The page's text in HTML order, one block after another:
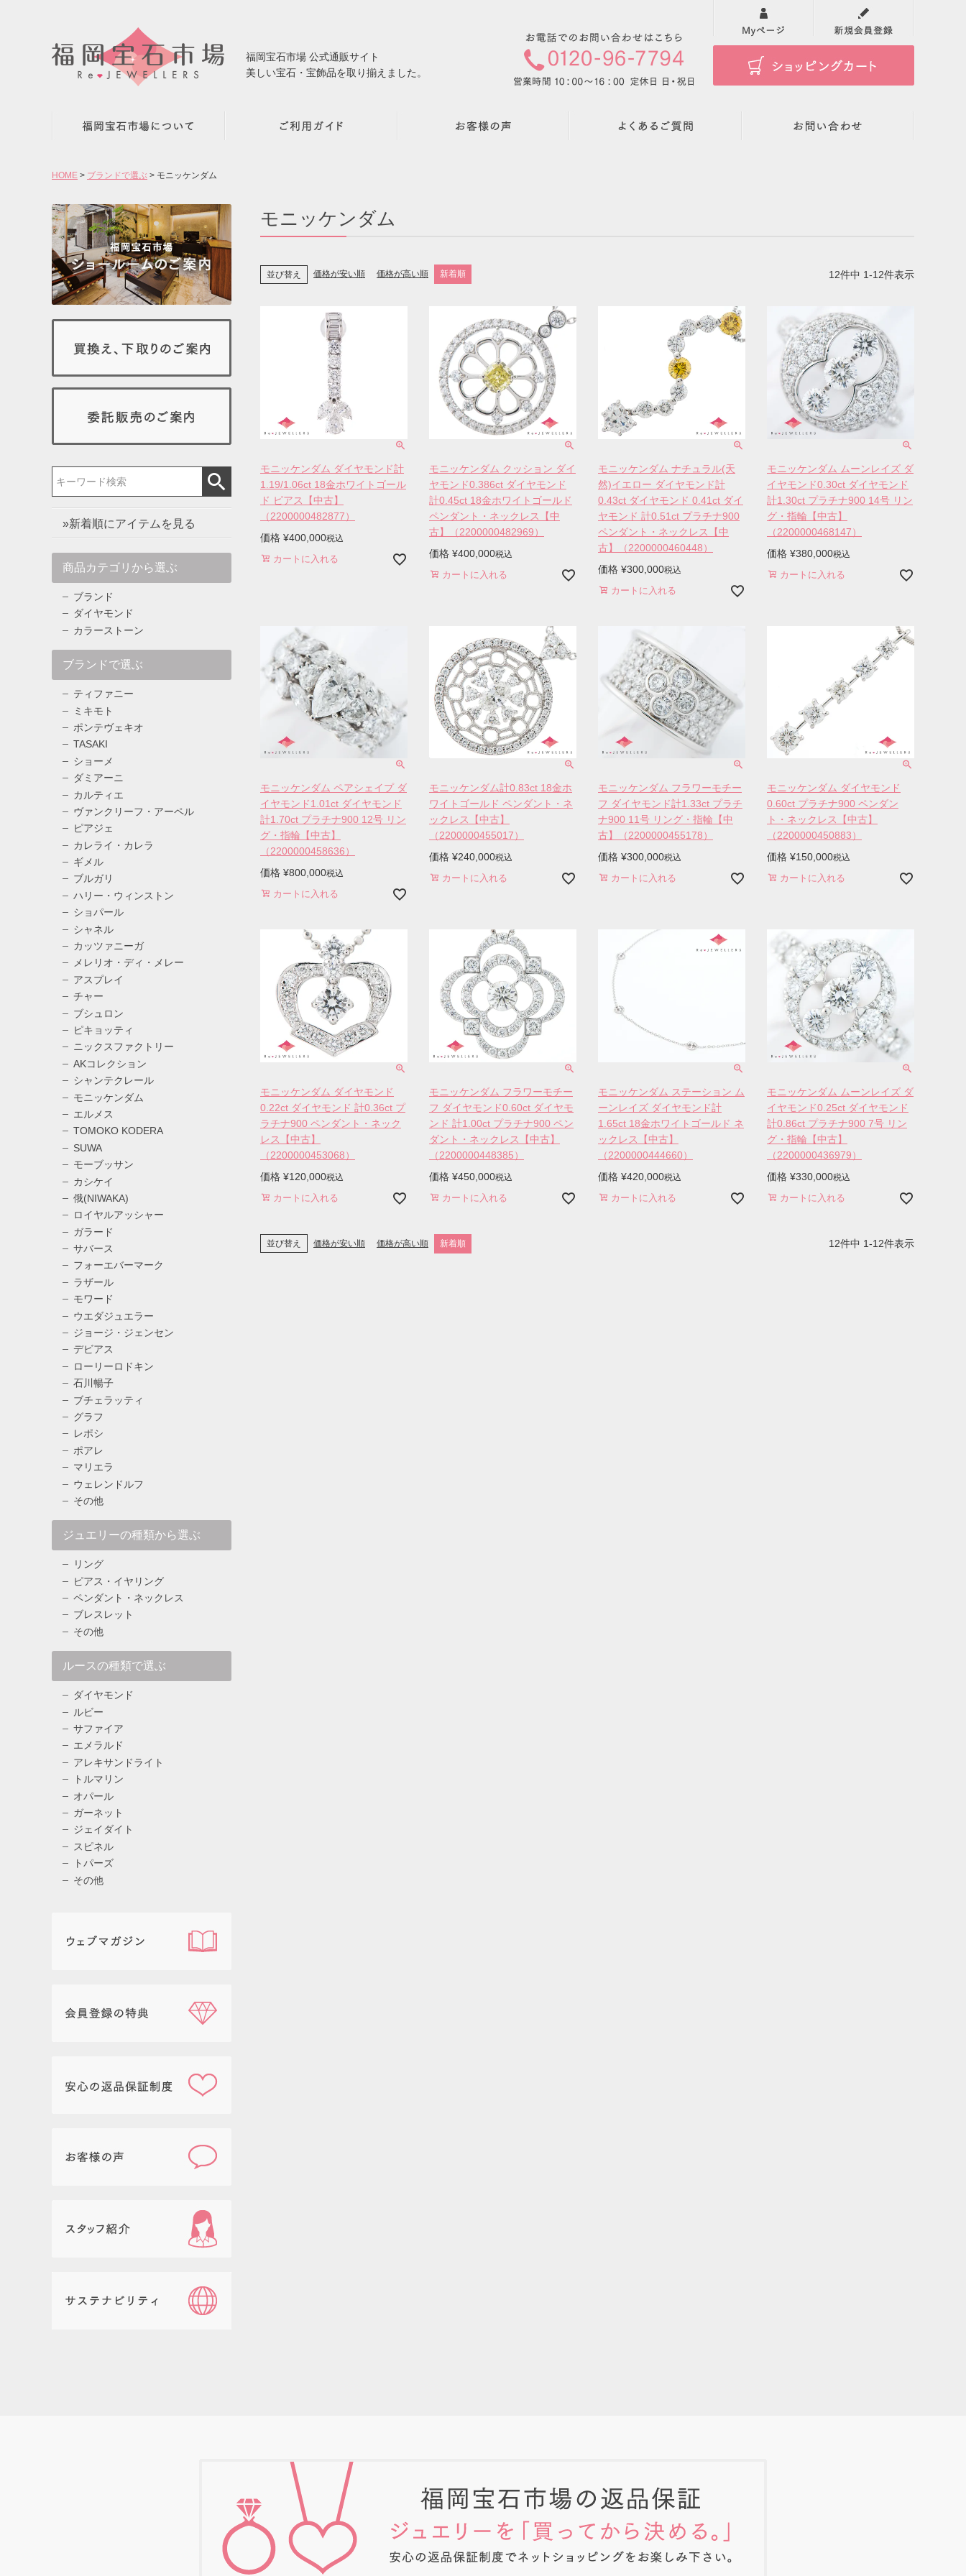
福岡宝石市場 公式通販サイト
美しい宝石・宝飾品を取り揃えました。
HOME ブランドで選ぶ モニッケンダム
»新着順にアイテムを見る
商品カテゴリから選ぶ
ブランド
ダイヤモンド
カラーストーン
ブランドで選ぶ
ティファニー
ミキモト
ポンテヴェキオ
TASAKI
ショーメ
ダミアーニ
カルティエ
ヴァンクリーフ・アーペル
ピアジェ
カレライ・カレラ
ギメル
ブルガリ
ハリー・ウィンストン
ショパール
シャネル
カッツァニーガ
メレリオ・ディ・メレー
アスプレイ
チャー
ブシュロン
ピキョッティ
ニックスファクトリー
AKコレクション
シャンテクレール
モニッケンダム
エルメス
TOMOKO KODERA
SUWA
モーブッサン
カシケイ
俄(NIWAKA)
ロイヤルアッシャー
ガラード
サバース
フォーエバーマーク
ラザール
モワード
ウエダジュエラー
ジョージ・ジェンセン
デビアス
ローリーロドキン
石川暢子
ブチェラッティ
グラフ
レポシ
ポアレ
マリエラ
ウェレンドルフ
その他
ジュエリーの種類から選ぶ
リング
ピアス・イヤリング
ペンダント・ネックレス
ブレスレット
その他
ルースの種類で選ぶ
ダイヤモンド
ルビー
サファイア
エメラルド
アレキサンドライト
トルマリン
オパール
ガーネット
ジェイダイト
スピネル
トパーズ
その他
モニッケンダム
並び替え 価格が安い順 価格が高い順 新着順 12件中 1-12件表示
モニッケンダム ダイヤモンド計
1.19/1.06ct 18金ホワイトゴール
ド ピアス【中古】
（2200000482877）
価格 ¥400,000税込
カートに入れる
モニッケンダム クッション ダイ
ヤモンド0.386ct ダイヤモンド
計0.45ct 18金ホワイトゴールド
ペンダント・ネックレス【中
古】（2200000482969）
価格 ¥400,000税込
カートに入れる
モニッケンダム ナチュラル(天
然)イエロー ダイヤモンド計
0.43ct ダイヤモンド 0.41ct ダイ
ヤモンド 計0.51ct プラチナ900
ペンダント・ネックレス【中
古】（2200000460448）
価格 ¥300,000税込
カートに入れる
モニッケンダム ムーンレイズ ダ
イヤモンド0.30ct ダイヤモンド
計1.30ct プラチナ900 14号 リン
グ・指輪【中古】
（2200000468147）
価格 ¥380,000税込
カートに入れる
モニッケンダム ペアシェイプ ダ
イヤモンド1.01ct ダイヤモンド
計1.70ct プラチナ900 12号 リン
グ・指輪【中古】
（2200000458636）
価格 ¥800,000税込
カートに入れる
モニッケンダム計0.83ct 18金ホ
ワイトゴールド ペンダント・ネ
ックレス【中古】
（2200000455017）
価格 ¥240,000税込
カートに入れる
モニッケンダム フラワーモチー
フ ダイヤモンド計1.33ct プラチ
ナ900 11号 リング・指輪【中
古】（2200000455178）
価格 ¥300,000税込
カートに入れる
モニッケンダム ダイヤモンド
0.60ct プラチナ900 ペンダン
ト・ネックレス【中古】
（2200000450883）
価格 ¥150,000税込
カートに入れる
モニッケンダム ダイヤモンド
0.22ct ダイヤモンド 計0.36ct プ
ラチナ900 ペンダント・ネック
レス【中古】
（2200000453068）
価格 ¥120,000税込
カートに入れる
モニッケンダム フラワーモチー
フ ダイヤモンド0.60ct ダイヤモ
ンド 計1.00ct プラチナ900 ペン
ダント・ネックレス【中古】
（2200000448385）
価格 ¥450,000税込
カートに入れる
モニッケンダム ステーション ム
ーンレイズ ダイヤモンド計
1.65ct 18金ホワイトゴールド ネ
ックレス【中古】
（2200000444660）
価格 ¥420,000税込
カートに入れる
モニッケンダム ムーンレイズ ダ
イヤモンド0.25ct ダイヤモンド
計0.86ct プラチナ900 7号 リン
グ・指輪【中古】
（2200000436979）
価格 ¥330,000税込
カートに入れる
並び替え 価格が安い順 価格が高い順 新着順 12件中 1-12件表示
検索